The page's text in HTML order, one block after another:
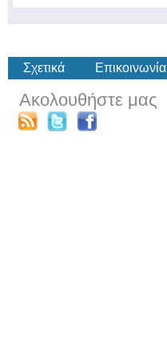
Σχετικά Επικοινωνία
Ακολουθήστε μας